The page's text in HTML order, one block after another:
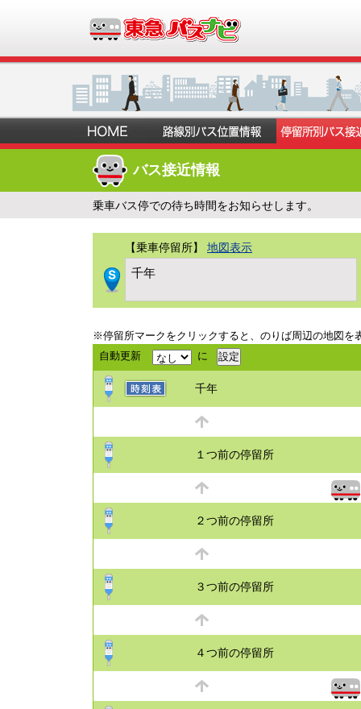
バス接近情報
乗車バス停での待ち時間をお知らせします。
【乗車停留所】 地図表示
千年
※停留所マークをクリックすると、のりば周辺の地図を
自動更新
に
千年
１つ前の停留所
２つ前の停留所
３つ前の停留所
４つ前の停留所